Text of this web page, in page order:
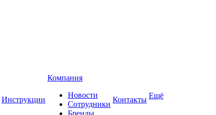
Инструкции
Компания
Новости
Сотрудники
Бренды
Контакты Ещё